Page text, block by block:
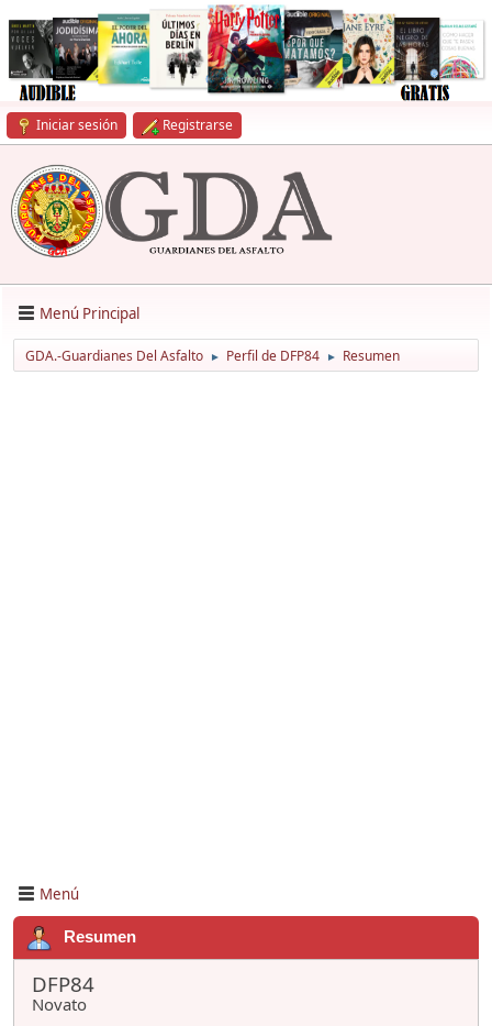
Iniciar sesión Registrarse
Menú Principal
GDA.-Guardianes Del Asfalto ► Perfil de DFP84 ► Resumen
Menú
Resumen
DFP84
Novato